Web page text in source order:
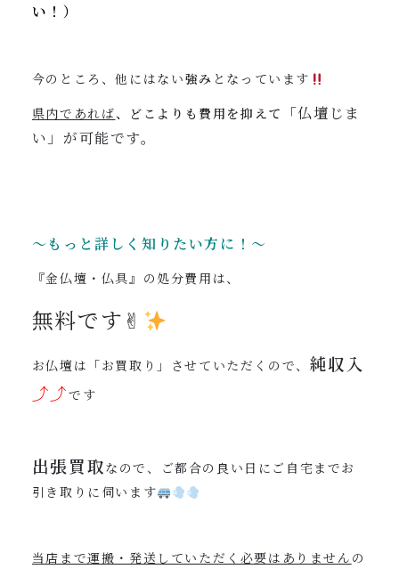
い！）
今のところ、他にはない強み となっています
県内であれば、どこよりも費用を抑えて
「仏壇じま
い」が可能です。
〜もっと詳しく知りたい方に！〜
『金仏壇・仏具』の処分費用は、
無料です✌︎
お仏壇は「お買取り」させていただくので、 純収入
⤴︎⤴︎です
出張買取なので、ご都合の良い日にご自宅までお
引き取りに伺います
当店まで運搬・発送していただく必要はありません の